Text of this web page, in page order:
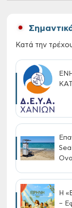
Κατά την
Η
–